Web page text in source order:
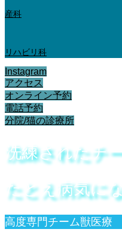
産科
リハビリ科
Instagram
アクセス
オンライン予約
電話予約
分院/猫の診療所
洗練されたチ
たとえ病気に
高度専門チーム獣医療